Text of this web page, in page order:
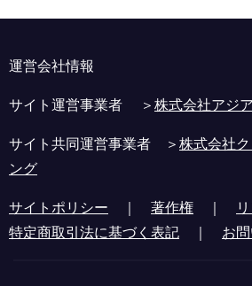
運営会社情報
サイト運営事業者 ＞株式会社アジ
サイト共同運営事業者 ＞株式会社
ング
サイトポリシー ｜ 著作権 ｜
特定商取引法に基づく表記 ｜ お